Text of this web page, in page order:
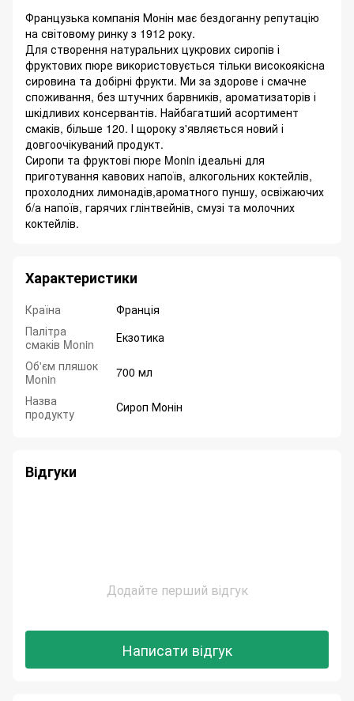
Французька компанія Монін має бездоганну репутацію
на світовому ринку з 1912 року.
Для створення натуральних цукрових сиропів і
фруктових пюре використовується тільки високоякісна
сировина та добірні фрукти. Ми за здорове і смачне
споживання, без штучних барвників, ароматизаторів і
шкідливих консервантів. Найбагатший асортимент
смаків, більше 120. І щороку з'являється новий і
довгоочікуваний продукт.
Сиропи та фруктові пюре Monin ідеальні для
приготування кавових напоїв, алкогольних коктейлів,
прохолодних лимонадів,ароматного пуншу, освіжаючих
б/а напоїв, гарячих глінтвейнів, смузі та молочних
коктейлів.
Характеристики
Країна
Франція
Палітра
смаків Monin
Екзотика
Об'єм пляшок
Monin
700 мл
Назва
продукту
Сироп Монін
Відгуки
Додайте перший відгук
Написати відгук